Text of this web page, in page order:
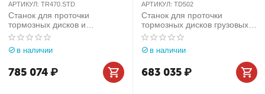
АРТИКУЛ: TR470.STD
Станок для проточки
тормозных дисков и
барабанов легковых
автомобилей со снятием
Comec (Италия) арт.
в наличии
785 074₽
АРТИКУЛ: TD502
Станок для проточки
тормозных дисков грузовых
автомобилей без снятия
Comec (Италия) арт. TD502
в наличии
683 035₽